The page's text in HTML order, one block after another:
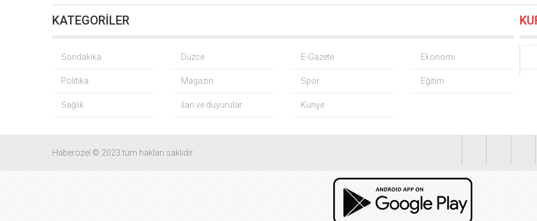
06.08.2026
Yağış sonrası deniz uyarısı! Bulanık ve kötü kokulu suda yüzmeyin
Gürsel Tekin’den ‘tutarlılık’ mesajı… Tarihi meselelerde pusula net olmalı
BNP Paribas Cardif Türkiye’nin İç Denetim Direktörü Mustafa Güneş oldu
TOFAŞ’ın rakipleri belli oldu! İşte yeni sezon fikstürü
KATEGORİLER
Sondakika Düzce E-Gazete Ekonomi
Politika Magazin Spor Eğitim
Sağlık ilan ve duyurular Künye
Haberözel © 2023 tüm hakları saklıdır.